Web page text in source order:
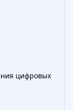
цифровых